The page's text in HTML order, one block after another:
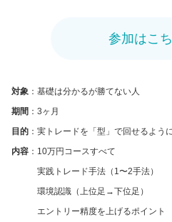
参加はこ
対象 ：基礎は分かるが勝てない人
期間 ：3ヶ月
目的 ：実トレードを「型」で回せるよう
内容 ：10万円コースすべて
実践トレード手法（1〜2手法）
環境認識（上位足→下位足）
エントリー精度を上げるポイント